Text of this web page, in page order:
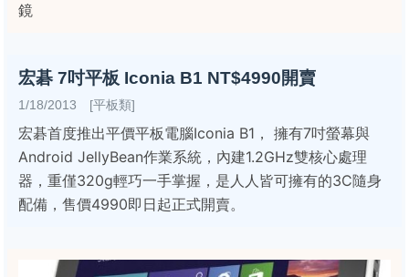
鏡
宏碁 7吋平板 Iconia B1 NT$4990開賣
1/18/2013 [平板類]
宏碁首度推出平價平板電腦Iconia B1， 擁有7吋螢幕與
Android JellyBean作業系統，內建1.2GHz雙核心處理
器，重僅320g輕巧一手掌握，是人人皆可擁有的3C隨身
配備，售價4990即日起正式開賣。